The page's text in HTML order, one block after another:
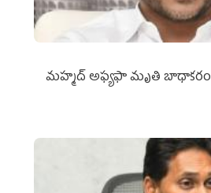
మహ్మద్‌ అఫ్యఫా మృతి బాధాకరం